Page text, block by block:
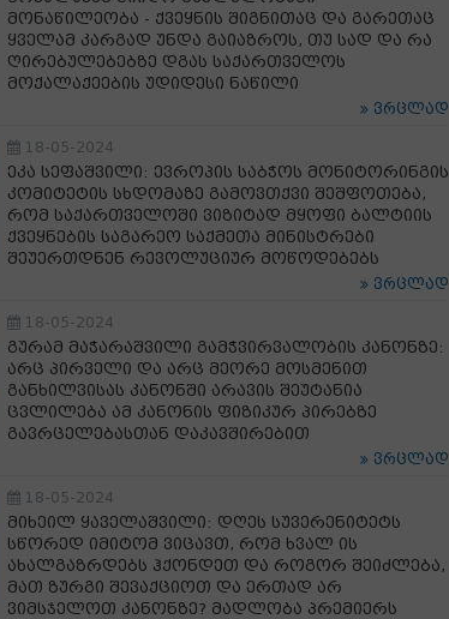
მონაწილეობა - ქვეყნის შიგნითაც და გარეთაც
ყველამ კარგად უნდა გაიაზროს, თუ სად და რა
ღირებულებებზე დგას საქართველოს
მოქალაქეების უდიდესი ნაწილი
ვრცლად
18-05-2024
ეკა სეფაშვილი: ევროპის საბჭოს მონიტორინგის
კომიტეტის სხდომაზე გამოვთქვი შეშფოთება,
რომ საქართველოში ვიზიტად მყოფი ბალტიის
ქვეყნების საგარეო საქმეთა მინისტრები
შეუერთდნენ რევოლუციურ მოწოდებებს
ვრცლად
18-05-2024
გურამ მაჭარაშვილი გამჭვირვალობის კანონზე:
არც პირველი და არც მეორე მოსმენით
განხილვისას კანონში არავის შეუტანია
ცვლილება ამ კანონის ფიზიკურ პირებზე
გავრცელებასთან დაკავშირებით
ვრცლად
18-05-2024
მიხეილ ყაველაშვილი: დღეს სუვერენიტეტს
სწორედ იმიტომ ვიცავთ, რომ ხვალ ის
ახალგაზრდებს ჰქონდეთ და როგორ შეიძლება,
მათ ზურგი შევაქციოთ და ერთად არ
ვიმსჯელოთ კანონზე? მადლობა პრემიერს